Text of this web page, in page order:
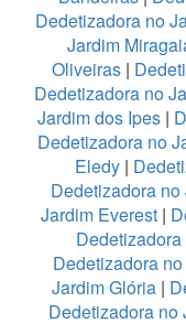
Dedetizadora no
Jardim
Oliveiras |
Dedetizadora no
Jardim dos Ipes |
Dedetizadora no
Eledy |
Dedetizadora
Jardim Everest|
Dedetizadora
Jardim Glória |
Dedetizadora no